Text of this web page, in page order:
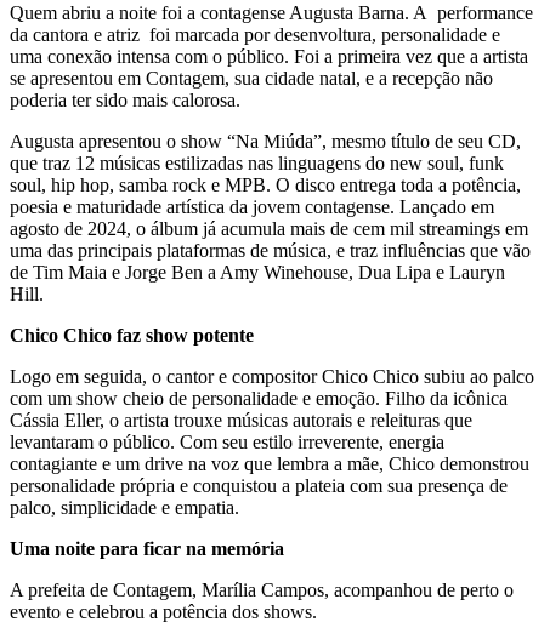
Quem abriu a noite foi a contagense Augusta Barna. A performance
da cantora e atriz foi marcada por desenvoltura, personalidade e
uma conexão intensa com o público. Foi a primeira vez que a artista
se apresentou em Contagem, sua cidade natal, e a recepção não
poderia ter sido mais calorosa.
Augusta apresentou o show “Na Miúda”, mesmo título de seu CD,
que traz 12 músicas estilizadas nas linguagens do new soul, funk
soul, hip hop, samba rock e MPB. O disco entrega toda a potência,
poesia e maturidade artística da jovem contagense. Lançado em
agosto de 2024, o álbum já acumula mais de cem mil streamings em
uma das principais plataformas de música, e traz influências que vão
de Tim Maia e Jorge Ben a Amy Winehouse, Dua Lipa e Lauryn
Hill.
Chico Chico faz show potente
Logo em seguida, o cantor e compositor Chico Chico subiu ao palco
com um show cheio de personalidade e emoção. Filho da icônica
Cássia Eller, o artista trouxe músicas autorais e releituras que
levantaram o público. Com seu estilo irreverente, energia
contagiante e um drive na voz que lembra a mãe, Chico demonstrou
personalidade própria e conquistou a plateia com sua presença de
palco, simplicidade e empatia.
Uma noite para ficar na memória
A prefeita de Contagem, Marília Campos, acompanhou de perto o
evento e celebrou a potência dos shows.